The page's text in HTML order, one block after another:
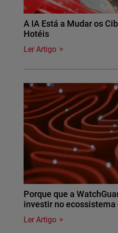
A IA Está a Mudar os
Hotéis
Ler Artigo
Porque que a
investir no ecossistema
Ler Artigo